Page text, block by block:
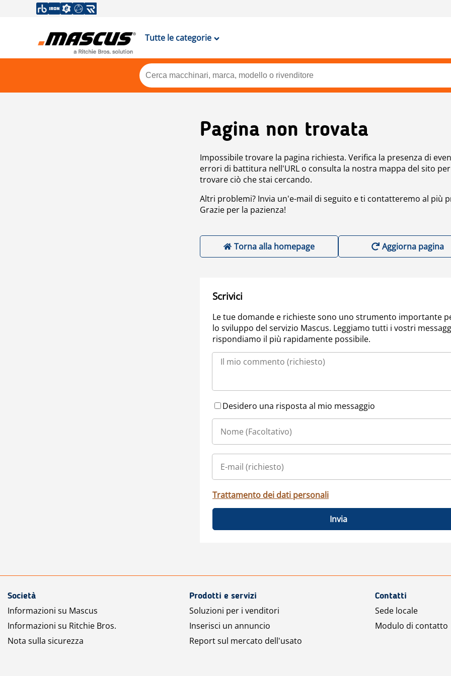
Tutte le categorie
Pagina non trovata
Impossibile trovare la pagina richiesta. Verifica la presenza di
errori di battitura nell'URL o consulta la nostra mappa del sito per
trovare ciò che stai cercando.
Altri problemi? Invia un'e-mail di seguito e ti contatteremo al più
Grazie per la pazienza!
Torna alla homepage Aggiorna pagina
Scrivici
Le tue domande e richieste sono uno strumento importante
lo sviluppo del servizio Mascus. Leggiamo tutti i vostri
rispondiamo il più rapidamente possibile.
Desidero una risposta al mio messaggio
Trattamento dei dati personali
Invia
Società
Informazioni su Mascus
Informazioni su Ritchie Bros.
Nota sulla sicurezza
Prodotti e servizi
Soluzioni per i venditori
Inserisci un annuncio
Report sul mercato dell'usato
Contatti
Sede locale
Modulo di contatto